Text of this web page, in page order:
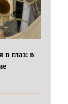
в глаз: в